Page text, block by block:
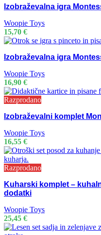
Izobraževalna igra
Woopie Toys
15,70 €
Izobraževalna igra
Woopie Toys
16,90 €
Razprodano
Izobraževalni komplet
Woopie Toys
16,55 €
Razprodano
Kuharski komplet –
dodatki
Woopie Toys
25,45 €